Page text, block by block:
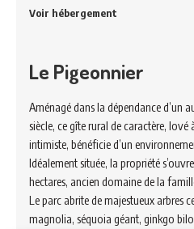
Voir hébergement
Le Pigeonnier
Aménagé dans la dépendance d’un
siècle, ce gîte rural de caractère, lové
intimiste, bénéficie d’un
Idéalement située, la propriété
hectares, ancien domaine de la
Le parc abrite de majestueux arbres
magnolia, séquoia géant, ginkgo